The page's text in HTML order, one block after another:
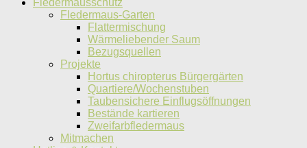
Fledermausschutz
Fledermaus-Garten
Flattermischung
Wärmeliebender Saum
Bezugsquellen
Projekte
Hortus chiropterus Bürgergärten
Quartiere/Wochenstuben
Taubensichere Einflugsöffnungen
Bestände kartieren
Zweifarbfledermaus
Mitmachen